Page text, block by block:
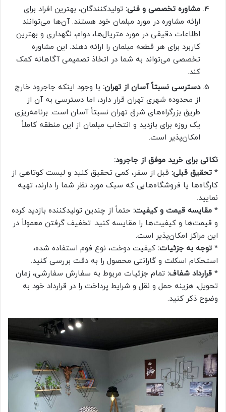
مشاوره تخصصی و فنی: تولیدکنندگان، بهترین افراد برای
ارائه مشاوره در مورد مبلمان خود هستند. آن‌ها می‌توانند
اطلاعات دقیقی در مورد متریال‌ها، دوام، نگهداری و بهترین
کاربرد برای هر قطعه مبلمان را ارائه دهند. این مشاوره
تخصصی می‌تواند به شما در اتخاذ تصمیمی آگاهانه کمک
کند.
دسترسی نسبتاً آسان از تهران: با وجود اینکه جاجرود خارج
از محدوده شهری تهران قرار دارد، اما دسترسی به آن از
طریق بزرگراه‌های شرق تهران نسبتاً آسان است. برنامه‌ریزی
یک روزه برای بازدید و انتخاب مبلمان از این منطقه کاملاً
امکان‌پذیر است.
نکاتی برای خرید موفق از جاجرود:
* تحقیق قبلی: قبل از سفر، کمی تحقیق کنید و لیست کوتاهی از
کارگاه‌ها یا فروشگاه‌هایی که سبک مورد نظر شما را دارند، تهیه
نمایید.
* مقایسه قیمت و کیفیت: حتماً از چندین تولیدکننده بازدید کرده
و قیمت‌ها و کیفیت‌ها را مقایسه کنید. تخفیف گرفتن معمولاً در
این مراکز امکان‌پذیر است.
* توجه به جزئیات: کیفیت دوخت، نوع فوم استفاده شده،
استحکام اسکلت و گارانتی محصول را به دقت بررسی کنید.
* قرارداد شفاف: تمام جزئیات مربوط به سفارش سفارشی، زمان
تحویل، هزینه حمل و نقل و شرایط پرداخت را در قرارداد خود به
وضوح ذکر کنید.